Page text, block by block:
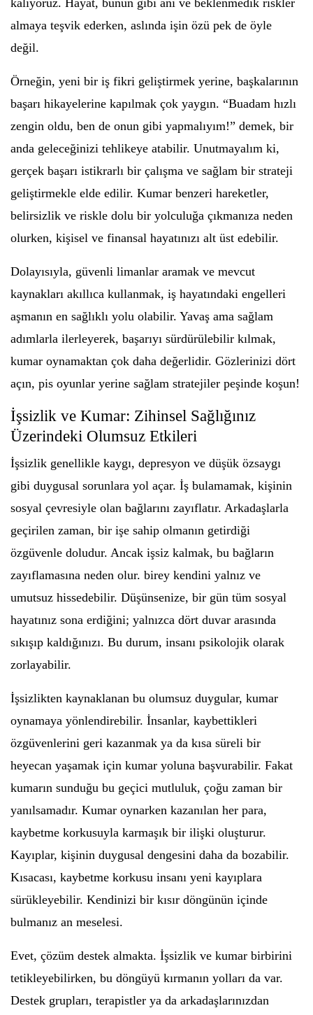
kalıyoruz. Hayat, bunun gibi ani ve beklenmedik riskler
almaya teşvik ederken, aslında işin özü pek de öyle
değil.
Örneğin, yeni bir iş fikri geliştirmek yerine, başkalarının
başarı hikayelerine kapılmak çok yaygın. “Buadam hızlı
zengin oldu, ben de onun gibi yapmalıyım!” demek, bir
anda geleceğinizi tehlikeye atabilir. Unutmayalım ki,
gerçek başarı istikrarlı bir çalışma ve sağlam bir strateji
geliştirmekle elde edilir. Kumar benzeri hareketler,
belirsizlik ve riskle dolu bir yolculuğa çıkmanıza neden
olurken, kişisel ve finansal hayatınızı alt üst edebilir.
Dolayısıyla, güvenli limanlar aramak ve mevcut
kaynakları akıllıca kullanmak, iş hayatındaki engelleri
aşmanın en sağlıklı yolu olabilir. Yavaş ama sağlam
adımlarla ilerleyerek, başarıyı sürdürülebilir kılmak,
kumar oynamaktan çok daha değerlidir. Gözlerinizi dört
açın, pis oyunlar yerine sağlam stratejiler peşinde koşun!
İşsizlik ve Kumar: Zihinsel Sağlığınız
Üzerindeki Olumsuz Etkileri
İşsizlik genellikle kaygı, depresyon ve düşük özsaygı
gibi duygusal sorunlara yol açar. İş bulamamak, kişinin
sosyal çevresiyle olan bağlarını zayıflatır. Arkadaşlarla
geçirilen zaman, bir işe sahip olmanın getirdiği
özgüvenle doludur. Ancak işsiz kalmak, bu bağların
zayıflamasına neden olur. birey kendini yalnız ve
umutsuz hissedebilir. Düşünsenize, bir gün tüm sosyal
hayatınız sona erdiğini; yalnızca dört duvar arasında
sıkışıp kaldığınızı. Bu durum, insanı psikolojik olarak
zorlayabilir.
İşsizlikten kaynaklanan bu olumsuz duygular, kumar
oynamaya yönlendirebilir. İnsanlar, kaybettikleri
özgüvenlerini geri kazanmak ya da kısa süreli bir
heyecan yaşamak için kumar yoluna başvurabilir. Fakat
kumarın sunduğu bu geçici mutluluk, çoğu zaman bir
yanılsamadır. Kumar oynarken kazanılan her para,
kaybetme korkusuyla karmaşık bir ilişki oluşturur.
Kayıplar, kişinin duygusal dengesini daha da bozabilir.
Kısacası, kaybetme korkusu insanı yeni kayıplara
sürükleyebilir. Kendinizi bir kısır döngünün içinde
bulmanız an meselesi.
Evet, çözüm destek almakta. İşsizlik ve kumar birbirini
tetikleyebilirken, bu döngüyü kırmanın yolları da var.
Destek grupları, terapistler ya da arkadaşlarınızdan